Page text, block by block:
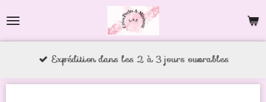
principal
Expédition dans les 2 à 3 jours ouvrables